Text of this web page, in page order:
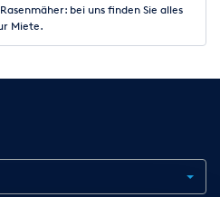
bei uns finden Sie alles
Miete.